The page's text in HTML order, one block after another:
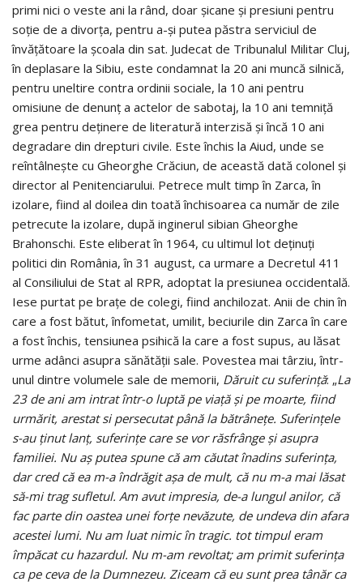
primi nici o veste ani la rând, doar șicane și presiuni pentru
soție de a divorța, pentru a-și putea păstra serviciul de
învățătoare la școala din sat. Judecat de Tribunalul Militar Cluj,
în deplasare la Sibiu, este condamnat la 20 ani muncă silnică,
pentru uneltire contra ordinii sociale, la 10 ani pentru
omisiune de denunț a actelor de sabotaj, la 10 ani temniță
grea pentru deținere de literatură interzisă și încă 10 ani
degradare din drepturi civile. Este închis la Aiud, unde se
reîntâlnește cu Gheorghe Crăciun, de această dată colonel și
director al Penitenciarului. Petrece mult timp în Zarca, în
izolare, fiind al doilea din toată închisoarea ca număr de zile
petrecute la izolare, după inginerul sibian Gheorghe
Brahonschi. Este eliberat în 1964, cu ultimul lot deținuți
politici din România, în 31 august, ca urmare a Decretul 411
al Consiliului de Stat al RPR, adoptat la presiunea occidentală.
Iese purtat pe brațe de colegi, fiind anchilozat. Anii de chin în
care a fost bătut, înfometat, umilit, beciurile din Zarca în care
a fost închis, tensiunea psihică la care a fost supus, au lăsat
urme adânci asupra sănătății sale. Povestea mai târziu, într-
unul dintre volumele sale de memorii, Dăruit cu suferință: „La
23 de ani am intrat într-o luptă pe viață și pe moarte, fiind
urmărit, arestat si persecutat până la bătrânețe. Suferințele
s-au ținut lanț, suferințe care se vor răsfrânge și asupra
familiei. Nu aș putea spune că am căutat înadins suferința,
dar cred că ea m-a îndrăgit așa de mult, că nu m-a mai lăsat
să-mi trag sufletul. Am avut impresia, de-a lungul anilor, că
fac parte din oastea unei forțe nevăzute, de undeva din afara
acestei lumi. Nu am luat nimic în tragic. tot timpul eram
împăcat cu hazardul. Nu m-am revoltat; am primit suferința
ca pe ceva de la Dumnezeu. Ziceam că eu sunt prea tânăr ca